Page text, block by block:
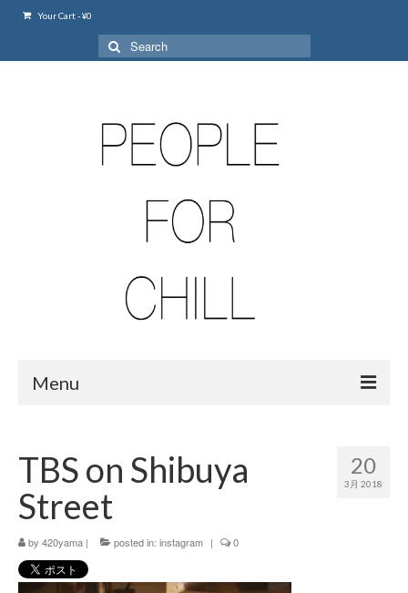
Your Cart-¥0
Search
for:
Menu
420 shibuya_info
420 shibuya_access
420 shibuya_shop
Instagram:420shibuya_official
20
3月 2018
TBS on Shibuya
Street
by 420yama | posted in: instagram | 0